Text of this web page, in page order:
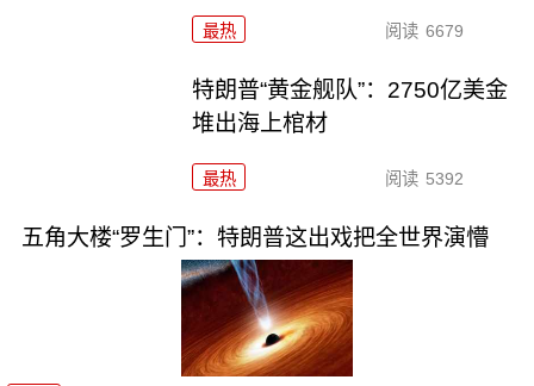
最热 阅读 6679
特朗普“黄金舰队”：2750亿美金
堆出海上棺材
最热 阅读 5392
五角大楼“罗生门”：特朗普这出戏把全世界演懵